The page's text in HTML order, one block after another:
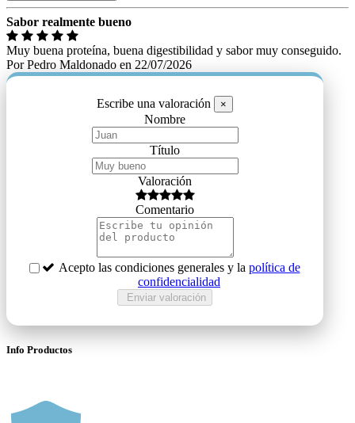
Sabor realmente bueno
Muy buena proteína, buena digestibilidad y sabor muy conseguido.
PorPedro Maldonado en 22/07/2026
Escribe una valoración ×
Nombre
Título
Valoración
Comentario
Acepto las condiciones generales y la política de
confidencialidad
Info Productos